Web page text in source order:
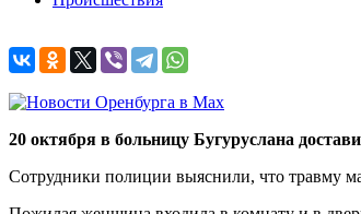
20 октября в больницу Бугуруслана
Сотрудники полиции выяснили, что травму